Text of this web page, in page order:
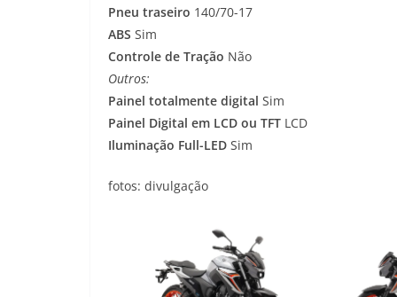
Pneu traseiro 140/70-17
ABS Sim
Controle de Tração Não
Outros:
Painel totalmente digital Sim
Painel Digital em LCD ou TFT LCD
Iluminação Full-LED Sim
fotos: divulgação